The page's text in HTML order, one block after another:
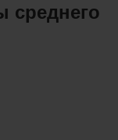
среднего